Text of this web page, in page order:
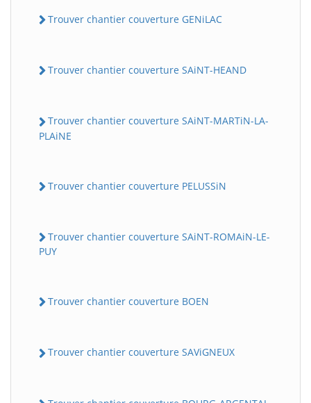
Trouver chantier couverture GENiLAC
Trouver chantier couverture SAiNT-HEAND
Trouver chantier couverture SAiNT-MARTiN-LA-
PLAiNE
Trouver chantier couverture PELUSSiN
Trouver chantier couverture SAiNT-ROMAiN-LE-
PUY
Trouver chantier couverture BOEN
Trouver chantier couverture SAViGNEUX